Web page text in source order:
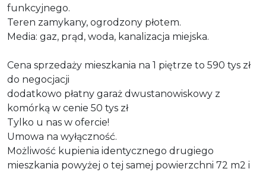
funkcyjnego.
Teren zamykany, ogrodzony płotem.
Media: gaz, prąd, woda, kanalizacja miejska.
Cena sprzedaży mieszkania na 1 piętrze to 590 tys zł
do negocjacji
dodatkowo płatny garaż dwustanowiskowy z
komórką w cenie 50 tys zł
Tylko u nas w ofercie!
Umowa na wyłączność.
Możliwość kupienia identycznego drugiego
mieszkania powyżej o tej samej powierzchni 72 m2 i